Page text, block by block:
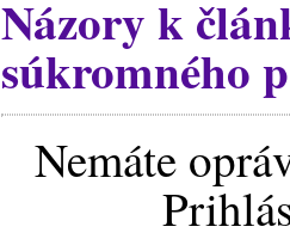
Názory k
súkromného
Nemáte